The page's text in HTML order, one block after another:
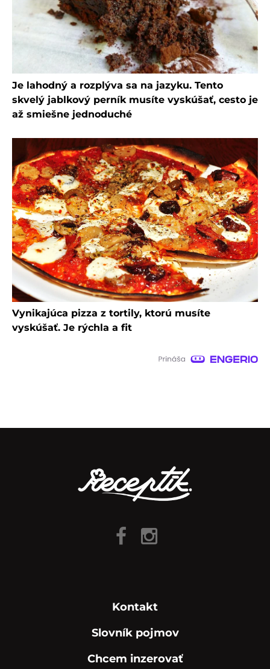
Je lahodný a rozplýva sa na jazyku. Tento
skvelý jablkový perník musíte vyskúšať, cesto je
až smiešne jednoduché
Vynikajúca pizza z tortily, ktorú musíte
vyskúšať. Je rýchla a fit
Kontakt
Slovník pojmov
Chcem inzerovať